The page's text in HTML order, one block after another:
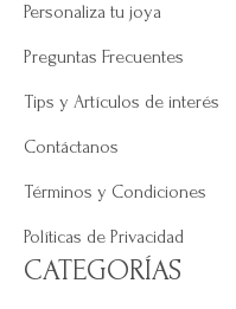
Personaliza tu joya
Preguntas Frecuentes
Tips y Artículos de interés
Contáctanos
Términos y Condiciones
Políticas de Privacidad
CATEGORÍAS